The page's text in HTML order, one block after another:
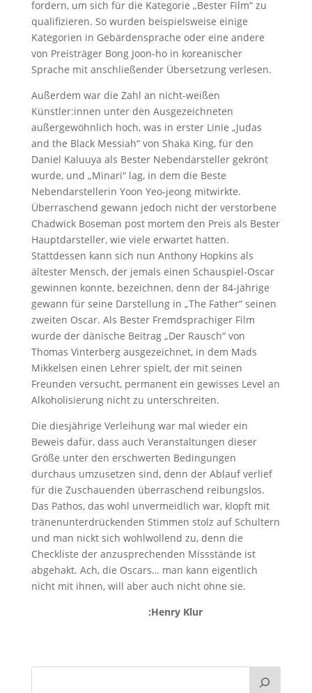
fordern, um sich für die Kategorie „Bester Film“ zu
qualifizieren. So wurden beispielsweise einige
Kategorien in Gebärdensprache oder eine andere
von Preisträger Bong Joon-ho in koreanischer
Sprache mit anschließender Übersetzung verlesen.
Außerdem war die Zahl an nicht-weißen
Künstler:innen unter den Ausgezeichneten
außergewöhnlich hoch, was in erster Linie „Judas
and the Black Messiah“ von Shaka King, für den
Daniel Kaluuya als Bester Nebendarsteller gekrönt
wurde, und „Minari“ lag, in dem die Beste
Nebendarstellerin Yoon Yeo-jeong mitwirkte.
Überraschend gewann jedoch nicht der verstorbene
Chadwick Boseman post mortem den Preis als Bester
Hauptdarsteller, wie viele erwartet hatten.
Stattdessen kann sich nun Anthony Hopkins als
ältester Mensch, der jemals einen Schauspiel-Oscar
gewinnen konnte, bezeichnen, denn der 84-jährige
gewann für seine Darstellung in „The Father“ seinen
zweiten Oscar. Als Bester Fremdsprachiger Film
wurde der dänische Beitrag „Der Rausch“ von
Thomas Vinterberg ausgezeichnet, in dem Mads
Mikkelsen einen Lehrer spielt, der mit seinen
Freunden versucht, permanent ein gewisses Level an
Alkoholisierung nicht zu unterschreiten.
Die diesjährige Verleihung war mal wieder ein
Beweis dafür, dass auch Veranstaltungen dieser
Größe unter den erschwerten Bedingungen
durchaus umzusetzen sind, denn der Ablauf verlief
für die Zuschauenden überraschend reibungslos.
Das Pathos, das wohl unvermeidlich war, klopft mit
tränenunterdrückenden Stimmen stolz auf Schultern
und man nickt sich wohlwollend zu, denn die
Checkliste der anzusprechenden Missstände ist
abgehakt. Ach, die Oscars… man kann eigentlich
nicht mit ihnen, will aber auch nicht ohne sie.
:Henry Klur